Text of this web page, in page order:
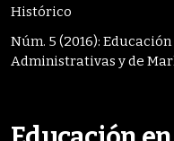
Histórico
Núm. 5 (2016):
Administrativas y de